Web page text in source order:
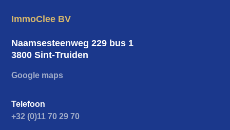
Contacteer ons voor meer informatie
of een bezichtiging ter plaatse.
ImmoClee BV
Naamsesteenweg 229 bus 1
3800 Sint-Truiden
Google maps
Telefoon
+32 (0)11 70 29 70